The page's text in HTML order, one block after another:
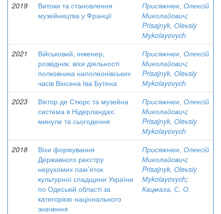
2019
Витоки та становлення
музейництва у Франції
Присяжнюк, Олексій
Миколайович;
Prisajnyk, Оleкsiy
Мykolayovych
2021
Військовий, інженер,
розвідник: віхи діяльності
полковника наполеонівських
часів Вінсена Іва Бутена
Присяжнюк, Олексій
Миколайович;
Prisajnyk, Оleкsiy
Мykolayovych
2023
Віктор де Стюрс та музейна
система в Нідерландах:
минуле та сьогодення
Присяжнюк, Олексій
Миколайович;
Prisajnyk, Оleкsiy
Мykolayovych
2018
Віхи формування
Державного реєстру
нерухомих пам’яток
культурної спадщини України
по Одеській області за
категорією національного
значення
Присяжнюк, Олексій
Миколайович;
Prisajnyk, Оleкsiy
Мykolayovych;
Кацмаза, С. О.